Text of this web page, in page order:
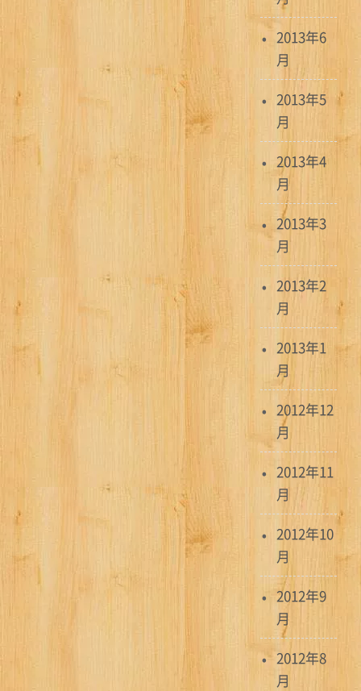
2013年6
月
2013年5
月
2013年4
月
2013年3
月
2013年2
月
2013年1
月
2012年12
月
2012年11
月
2012年10
月
2012年9
月
2012年8
月